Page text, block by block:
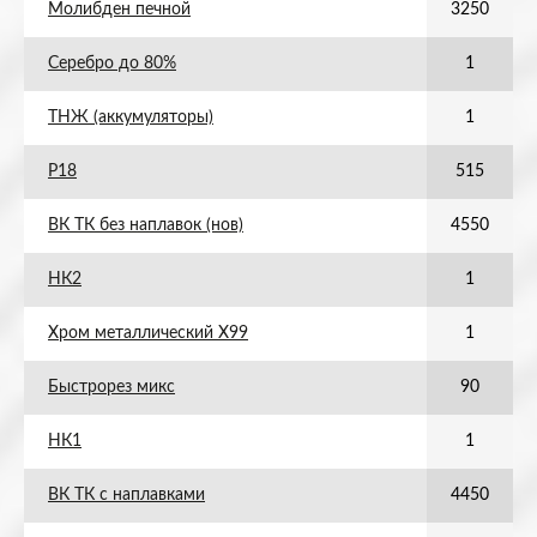
Молибден печной 3250
Серебро до 80% 1
ТНЖ (аккумуляторы) 1
Р18 515
ВК ТК без наплавок (нов) 4550
НК2 1
Хром металлический Х99 1
Быстрорез микс 90
НК1 1
ВК ТК с наплавками 4450